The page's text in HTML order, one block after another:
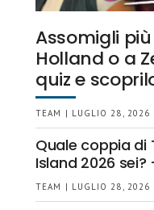
Assomigli
Holland o a
quiz e
TEAM | LUGLIO 28, 2026
Quale coppia di
Island 2026 sei?
TEAM | LUGLIO 28, 2026